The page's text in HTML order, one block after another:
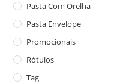
Pasta Com Orelha
Pasta Envelope
Promocionais
Rótulos
Tag